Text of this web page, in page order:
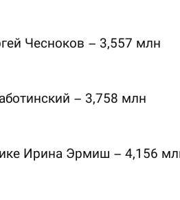
Чесноков – 3,557 млн
– 3,758 млн
Ирина Эрмиш – 4,156